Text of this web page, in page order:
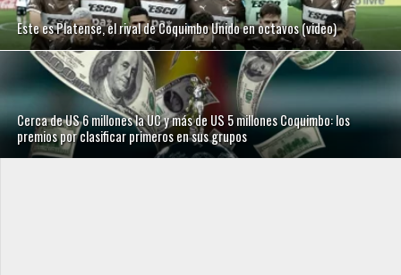
Este es Platense, el rival de Coquimbo Unido en octavos (video)
Cerca de US 6 millones la UC y más de US 5 millones Coquimbo: los
premios por clasificar primeros en sus grupos